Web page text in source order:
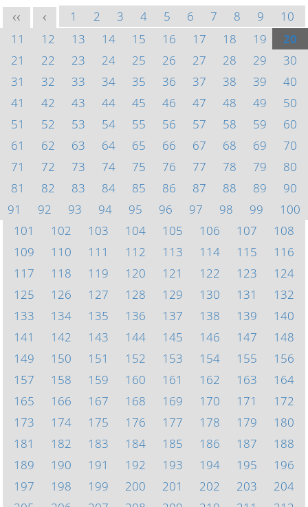
<< < 1 2 3 4 5 6 7 8 9
10
11
12 13 14 15 16 17 18 19
20
21
22 23 24 25 26 27 28 29
30
31
32 33 34 35 36 37 38 39
40
41
42 43 44 45 46 47 48 49
50
51
52 53 54 55 56 57 58 59
60
61
62 63 64 65 66 67 68 69
70
71
72 73 74 75 76 77 78 79
80
81
82 83 84 85 86 87 88 89
90
91
92 93 94 95 96 97 98 99
100
101
102 103 104 105 106 107
108
109
110 111 112 113 114 115
116
117
118 119 120 121 122 123
124
125
126 127 128 129 130 131
132
133
134 135 136 137 138 139
140
141
142 143 144 145 146 147
148
149
150 151 152 153 154 155
156
157
158 159 160 161 162 163
164
165
166 167 168 169 170 171
172
173
174 175 176 177 178 179
180
181
182 183 184 185 186 187
188
189
190 191 192 193 194 195
196
197
198 199 200 201 202 203
204